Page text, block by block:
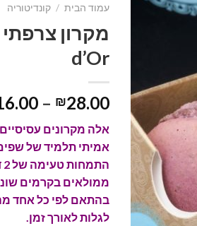
עמוד הבית / קונדיטוריה
d’Or
₪28.00
–
אלה מקרונים
אמיתי תלמיד של
ממולאים בקרמים
לגלות לאורך זמן.